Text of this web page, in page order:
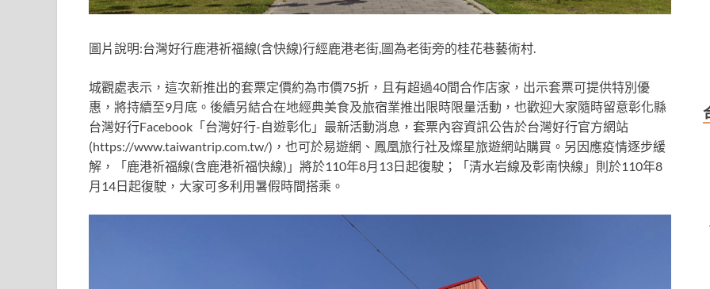
圖片說明:台灣好行鹿港祈福線(含快線)行經鹿港老街,圖為老街旁的桂花巷藝術村.
城觀處表示，這次新推出的套票定價約為市價75折，且有超過40間合作店家，出示套票可提供特別優
惠，將持續至9月底。後續另結合在地經典美食及旅宿業推出限時限量活動，也歡迎大家隨時留意彰化縣
台灣好行Facebook「台灣好行-自遊彰化」最新活動消息，套票內容資訊公告於台灣好行官方網站
(https://www.taiwantrip.com.tw/)，也可於易遊網、鳳凰旅行社及燦星旅遊網站購買。另因應疫情逐步緩
解，「鹿港祈福線(含鹿港祈福快線)」將於110年8月13日起復駛；「清水岩線及彰南快線」則於110年8
月14日起復駛，大家可多利用暑假時間搭乘。